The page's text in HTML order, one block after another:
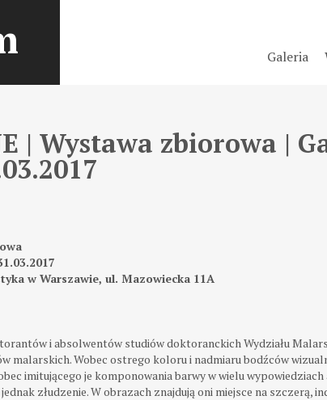
Galeria
| Wystawa zbiorowa |
w Warszawie, ul. Mazowiecka 11A
i absolwentów studiów doktoranckich Wydziału
malarskich. Wobec ostrego koloru i nadmiaru bodźców
imitującego je komponowania barwy w wielu
jednak złudzenie. W obrazach znajdują oni miejsce na szczerą,